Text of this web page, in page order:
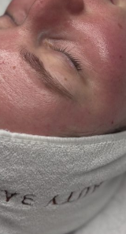
Duftkoffer
Wirkstoffe
Preisliste
Academy